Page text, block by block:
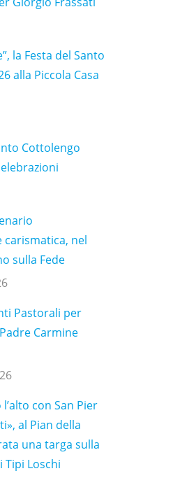
la Festa del Santo
alla Piccola Casa
Cottolengo
carismatica, nel
sulla Fede
Pastorali per
Carmine
con San Pier
al Pian della
una targa sulla
Tipi Loschi